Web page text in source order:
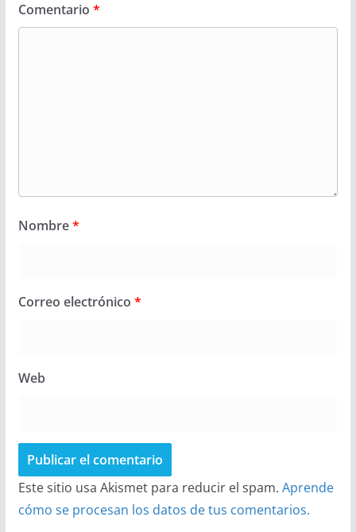
Comentario *
Nombre*
Correo electrónico *
Web
Este sitio usa Akismet para reducir el spam. Aprende
cómo se procesan los datos de tus comentarios.